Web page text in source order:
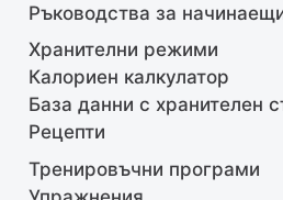
Ръководства за
Хранителни режими
Калориен калкулатор
База данни с хранителен
Рецепти
Тренировъчни програми